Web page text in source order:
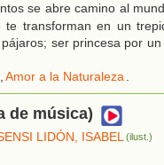
se abre camino al
te transforman en un
ser princesa por
,Amor a la Naturaleza.
de música)
LIDÓN, ISABEL(ilust.)